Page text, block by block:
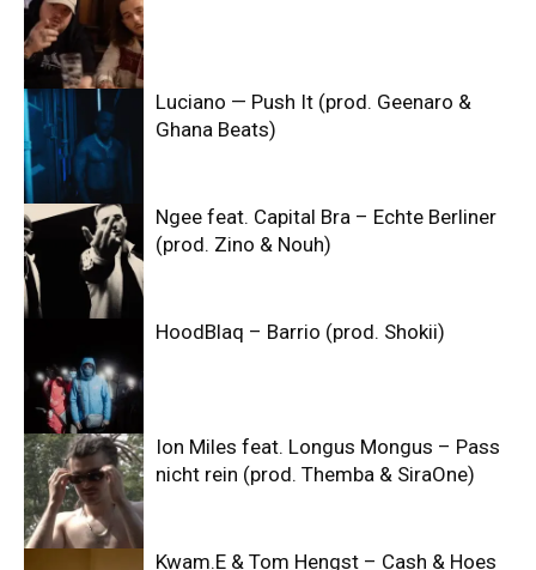
Luciano — Push It (prod. Geenaro &
Ghana Beats)
Ngee feat. Capital Bra – Echte Berliner
(prod. Zino & Nouh)
HoodBlaq – Barrio (prod. Shokii)
Ion Miles feat. Longus Mongus – Pass
nicht rein (prod. Themba & SiraOne)
Kwam.E & Tom Hengst – Cash & Hoes